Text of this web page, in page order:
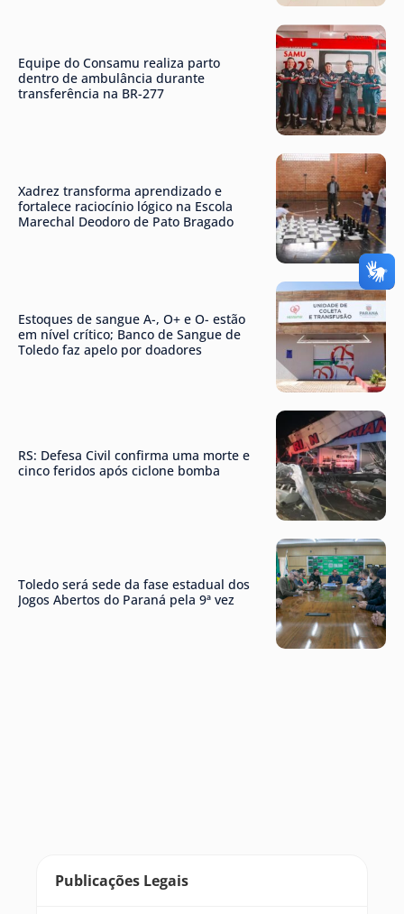
Equipe do Consamu realiza parto
dentro de ambulância durante
transferência na BR-277
Xadrez transforma aprendizado e
fortalece raciocínio lógico na Escola
Marechal Deodoro de Pato Bragado
Estoques de sangue A-, O+ e O- estão
em nível crítico; Banco de Sangue de
Toledo faz apelo por doadores
RS: Defesa Civil confirma uma morte e
cinco feridos após ciclone bomba
Toledo será sede da fase estadual dos
Jogos Abertos do Paraná pela 9ª vez
Publicações Legais